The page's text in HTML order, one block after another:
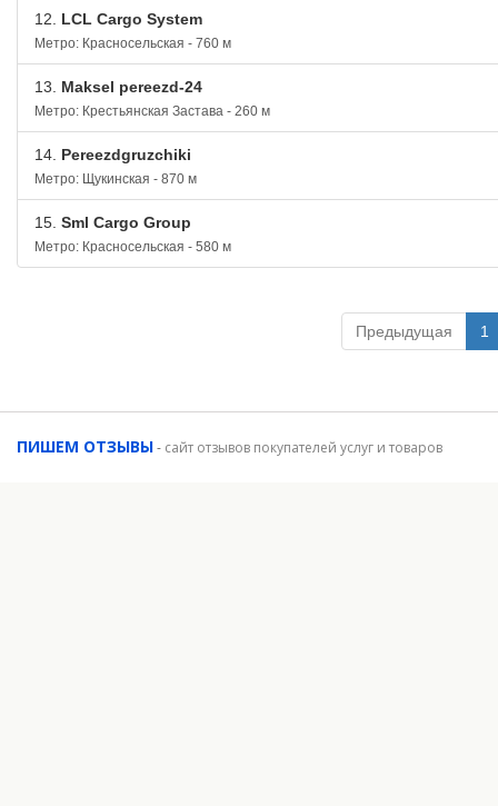
12. LCL Cargo System
Метро: Красносельская - 760 м
13. Maksel pereezd-24
Метро: Крестьянская Застава - 260 м
14. Pereezdgruzchiki
Метро: Щукинская - 870 м
15. Sml Cargo Group
Метро: Красносельская - 580 м
Предыдущая 1
ПИШЕМ ОТЗЫВЫ- сайт отзывов покупателей услуг и товаров